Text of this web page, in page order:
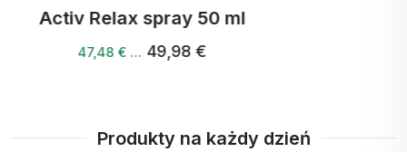
157,56 €
Produkty na każdy dzień